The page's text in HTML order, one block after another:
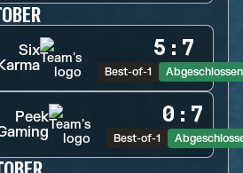
Six
5 : 7
Best-of-1 Abgeschlossen
Peek
0 : 7
Best-of-1